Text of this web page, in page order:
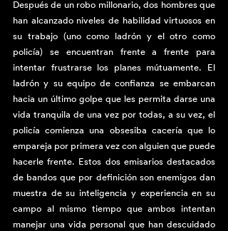
Después de un robo millonario, dos hombres que
han alcanzado niveles de habilidad virtuosos en
su trabajo (uno como ladrón y el otro como
policía) se encuentran frente a frente para
intentar frustrarse los planes mútuamente. El
ladrón y su equipo de confianza se embarcan
hacia un último golpe que les permita darse una
vida tranquila de una vez por todas, a su vez, el
policía comienza una obsesiba cacería que lo
empareja por primera vez con alguien que puede
hacerle frente. Estos dos emisarios destacados
de bandos que por definición son enemigos dan
muestra de su inteligencia y experiencia en su
campo al mismo tiempo que ambos intentan
manejar una vida personal que han descuidado